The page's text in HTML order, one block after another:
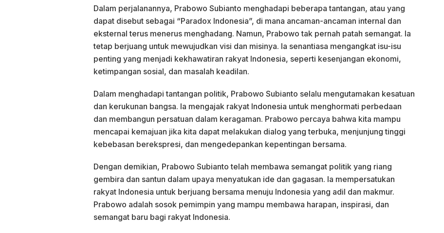
Dalam perjalanannya, Prabowo Subianto menghadapi beberapa tantangan, atau yang
dapat disebut sebagai “Paradox Indonesia”, di mana ancaman-ancaman internal dan
eksternal terus menerus menghadang. Namun, Prabowo tak pernah patah semangat. Ia
tetap berjuang untuk mewujudkan visi dan misinya. Ia senantiasa mengangkat isu-isu
penting yang menjadi kekhawatiran rakyat Indonesia, seperti kesenjangan ekonomi,
ketimpangan sosial, dan masalah keadilan.
Dalam menghadapi tantangan politik, Prabowo Subianto selalu mengutamakan kesatuan
dan kerukunan bangsa. Ia mengajak rakyat Indonesia untuk menghormati perbedaan
dan membangun persatuan dalam keragaman. Prabowo percaya bahwa kita mampu
mencapai kemajuan jika kita dapat melakukan dialog yang terbuka, menjunjung tinggi
kebebasan berekspresi, dan mengedepankan kepentingan bersama.
Dengan demikian, Prabowo Subianto telah membawa semangat politik yang riang
gembira dan santun dalam upaya menyatukan ide dan gagasan. Ia mempersatukan
rakyat Indonesia untuk berjuang bersama menuju Indonesia yang adil dan makmur.
Prabowo adalah sosok pemimpin yang mampu membawa harapan, inspirasi, dan
semangat baru bagi rakyat Indonesia.